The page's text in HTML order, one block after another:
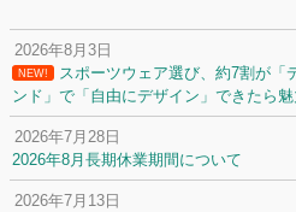
2026年8月3日
NEW!
スポーツウェア選び、約7割が「
ンド」で「自由にデザイン」できたら
2026年7月28日
2026年8月長期休業期間について
2026年7月13日